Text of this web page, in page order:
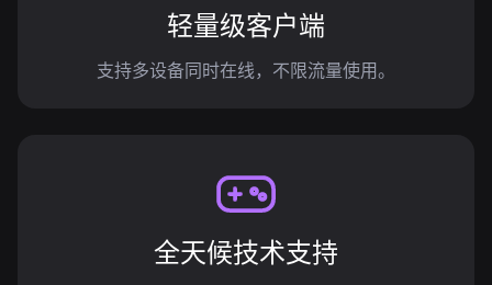
轻量级客户端
支持多设备同时在线，不限流量使用。
全天候技术支持